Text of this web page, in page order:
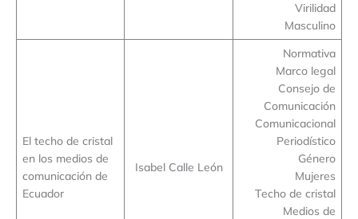
Virilidad
Masculino
El techo de cristal
en los medios de
comunicación de
Ecuador
Isabel Calle León
Normativa
Marco legal
Consejo de
Comunicación
Comunicacional
Periodístico
Género
Mujeres
Techo de cristal
Medios de